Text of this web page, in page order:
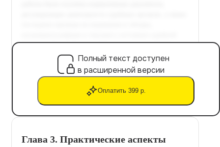
Полный текст доступен
в расширенной версии
Оплатить 399 р.
Глава 3. Практические аспекты